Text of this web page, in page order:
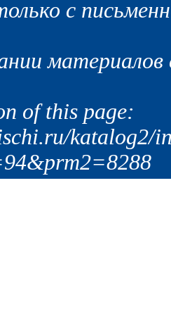
с
of this page:
katalog2/